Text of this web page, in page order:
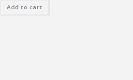
₹350.00.
Add to cart